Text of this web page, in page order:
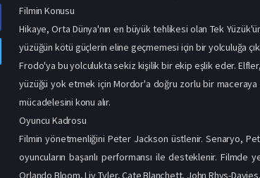
Filmin Konusu
Hikaye, Orta Dünya'nın en büyük tehlikesi olan Tek
yüzüğün kötü güçlerin eline geçmemesi için bir yolculuğa
Frodo'ya bu yolculukta sekiz kişilik bir ekip eşlik eder.
yüzüğü yok etmek için Mordor'a doğru zorlu bir maceraya
mücadelesini konu alır.
Oyuncu Kadrosu
Filmin yönetmenliğini Peter Jackson üstlenir. Senaryo,
oyuncuların başarılı performansı ile desteklenir.
Orlando Bloom, Liv Tyler, Cate Blanchett, John Rhys-